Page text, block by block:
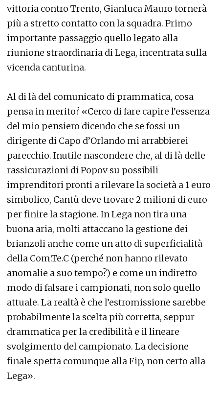
vittoria contro Trento, Gianluca Mauro tornerà
più a stretto contatto con la squadra. Primo
importante passaggio quello legato alla
riunione straordinaria di Lega, incentrata sulla
vicenda canturina.
Al di là del comunicato di prammatica, cosa
pensa in merito? «Cerco di fare capire l’essenza
del mio pensiero dicendo che se fossi un
dirigente di Capo d’Orlando mi arrabbierei
parecchio. Inutile nascondere che, al di là delle
rassicurazioni di Popov su possibili
imprenditori pronti a rilevare la società a 1 euro
simbolico, Cantù deve trovare 2 milioni di euro
per finire la stagione. In Lega non tira una
buona aria, molti attaccano la gestione dei
brianzoli anche come un atto di superficialità
della Com.Te.C (perché non hanno rilevato
anomalie a suo tempo?) e come un indiretto
modo di falsare i campionati, non solo quello
attuale. La realtà è che l’estromissione sarebbe
probabilmente la scelta più corretta, seppur
drammatica per la credibilità e il lineare
svolgimento del campionato. La decisione
finale spetta comunque alla Fip, non certo alla
Lega».